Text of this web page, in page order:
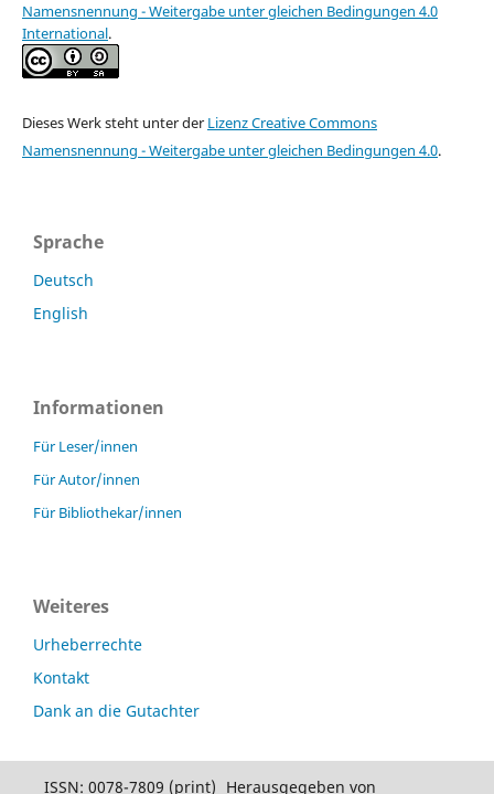
Namensnennung - Weitergabe unter gleichen Bedingungen 4.0
International.
Dieses Werk steht unter der Lizenz Creative Commons
Namensnennung - Weitergabe unter gleichen Bedingungen 4.0.
Sprache
Deutsch
English
Informationen
Für Leser/innen
Für Autor/innen
Für Bibliothekar/innen
Weiteres
Urheberrechte
Kontakt
Dank an die Gutachter
ISSN: 0078-7809 (print) Herausgegeben von